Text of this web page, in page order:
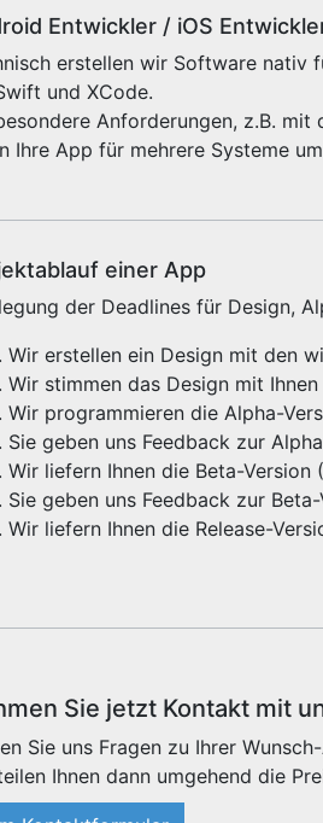
Entwickler / iOS
erstellen wir Software nativ
und XCode.
Anforderungen, z.B.
Ihre App für mehrere Systeme
einer App
der Deadlines für Design,
Wir erstellen ein Design mit den
Wir stimmen das Design mit
Wir programmieren die Alpha-
Sie geben uns Feedback zur
Wir liefern Ihnen die Beta-
Sie geben uns Feedback zur
Wir liefern Ihnen die Release-
Sie jetzt Kontakt mit
Sie uns Fragen zu Ihrer
Ihnen dann umgehend die